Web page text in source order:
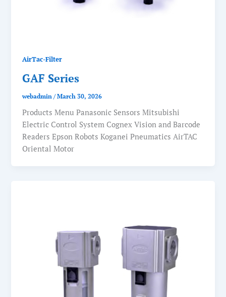
AirTac-Filter
GAF Series
webadmin/March 30, 2026
Products Menu Panasonic Sensors Mitsubishi
Electric Control System Cognex Vision and Barcode
Readers Epson Robots Koganei Pneumatics AirTAC
Oriental Motor